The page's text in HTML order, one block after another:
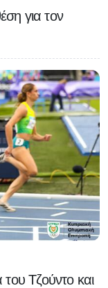
για τον
Τζούντο και